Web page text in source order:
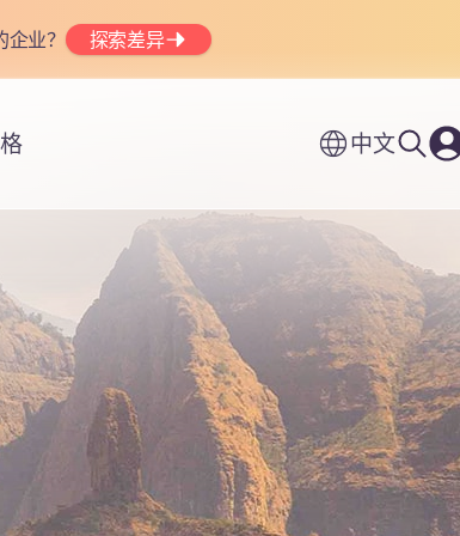
业？ 探索差异
中文